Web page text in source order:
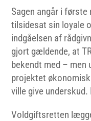
Sagen angår i
tilsidesat sin loyale
indgåelsen af
gjort gældende, at
bekendt med – men
projektet
ville give
Voldgiftsretten